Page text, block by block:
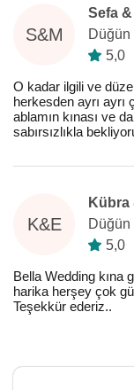
S&M
Sefa
Düğün
5,0
O kadar ilgili ve
herkesden ayrı ayrı
ablamın kınası ve
sabırsızlıkla
K&E
Kübra
Düğün
5,0
Bella Wedding kına
harika herşey çok
Teşekkür ederiz..